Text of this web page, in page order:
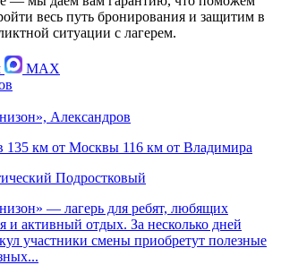
весь путь бронирования и защитим в
ситуации с лагерем.
MAX
Александров
135 км от Москвы 116 км от Владимира
Подростковый
— лагерь для ребят, любящих
и активный отдых. За несколько дней
участники смены приобретут полезные